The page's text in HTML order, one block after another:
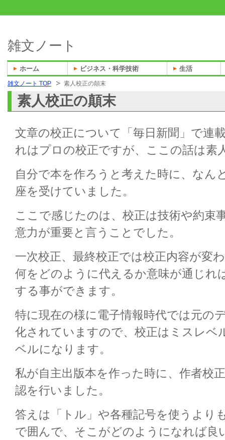
雑文ノート TOP 素人校正の顛末
素人校正の顛末
文章の校正について「毎日新聞」で連
れはプロの校正ですが、ここの話は素
自分で本を作ろうと考えた時に、なん
座を受けていました。
ここで感じたのは、校正は技術や約束
意力が重要と言うことでした。
一次校正、最終校正では校正内容が変
何をどのように代えるか意味が通じれ
する事ができます。
特に現在の様に電子情報時代では元の
化されていますので、校正はミスレベ
ベルになります。
私が自主出版本を作った時に、作者校
認を行いました。
答えは「トル」や各種記号を使うより
で囲んで、そこがどのようになれば良
雑文ノート
ホーム ビジネス・科学技術 生活